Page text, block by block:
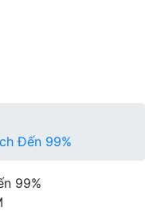
Đến 99%
99%